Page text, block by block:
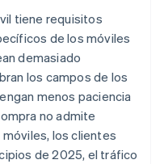
tiene requisitos
de los móviles
demasiado
los campos de los
menos paciencia
no admite
los clientes
de 2025, el tráfico